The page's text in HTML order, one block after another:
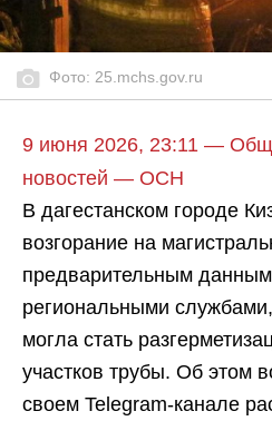
Фото: 25.mchs.gov.ru
9 июня 2026, 23:11 —
новостей — ОСН
В дагестанском городе
возгорание на
предварительным
региональными
могла стать
участков трубы. Об этом
своем Telegram-канале